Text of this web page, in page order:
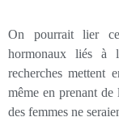
On pourrait lier
hormonaux liés à
recherches mettent
même en prenant
des femmes ne